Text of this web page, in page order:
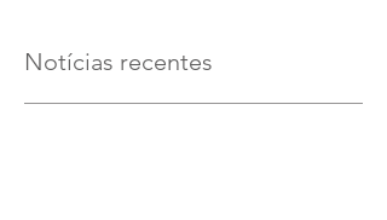
Notícias recentes